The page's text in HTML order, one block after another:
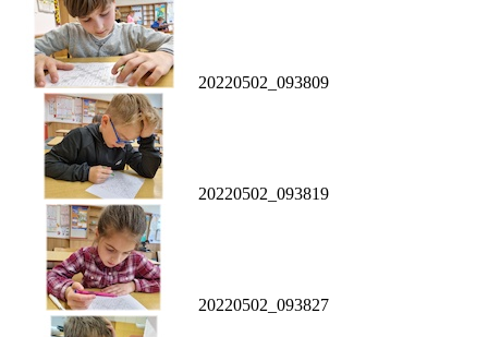
20220502_093809
20220502_093819
20220502_093827